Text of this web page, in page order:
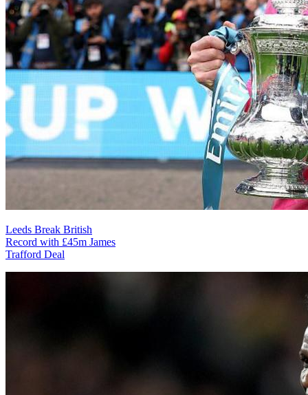
Leeds Break British
Record with £45m James
Trafford Deal